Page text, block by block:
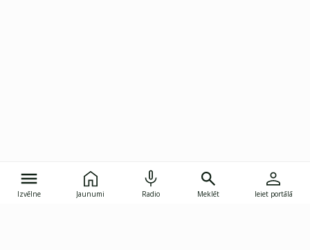
Izvēlne Jaunumi Radio Meklēt Ieiet portālā